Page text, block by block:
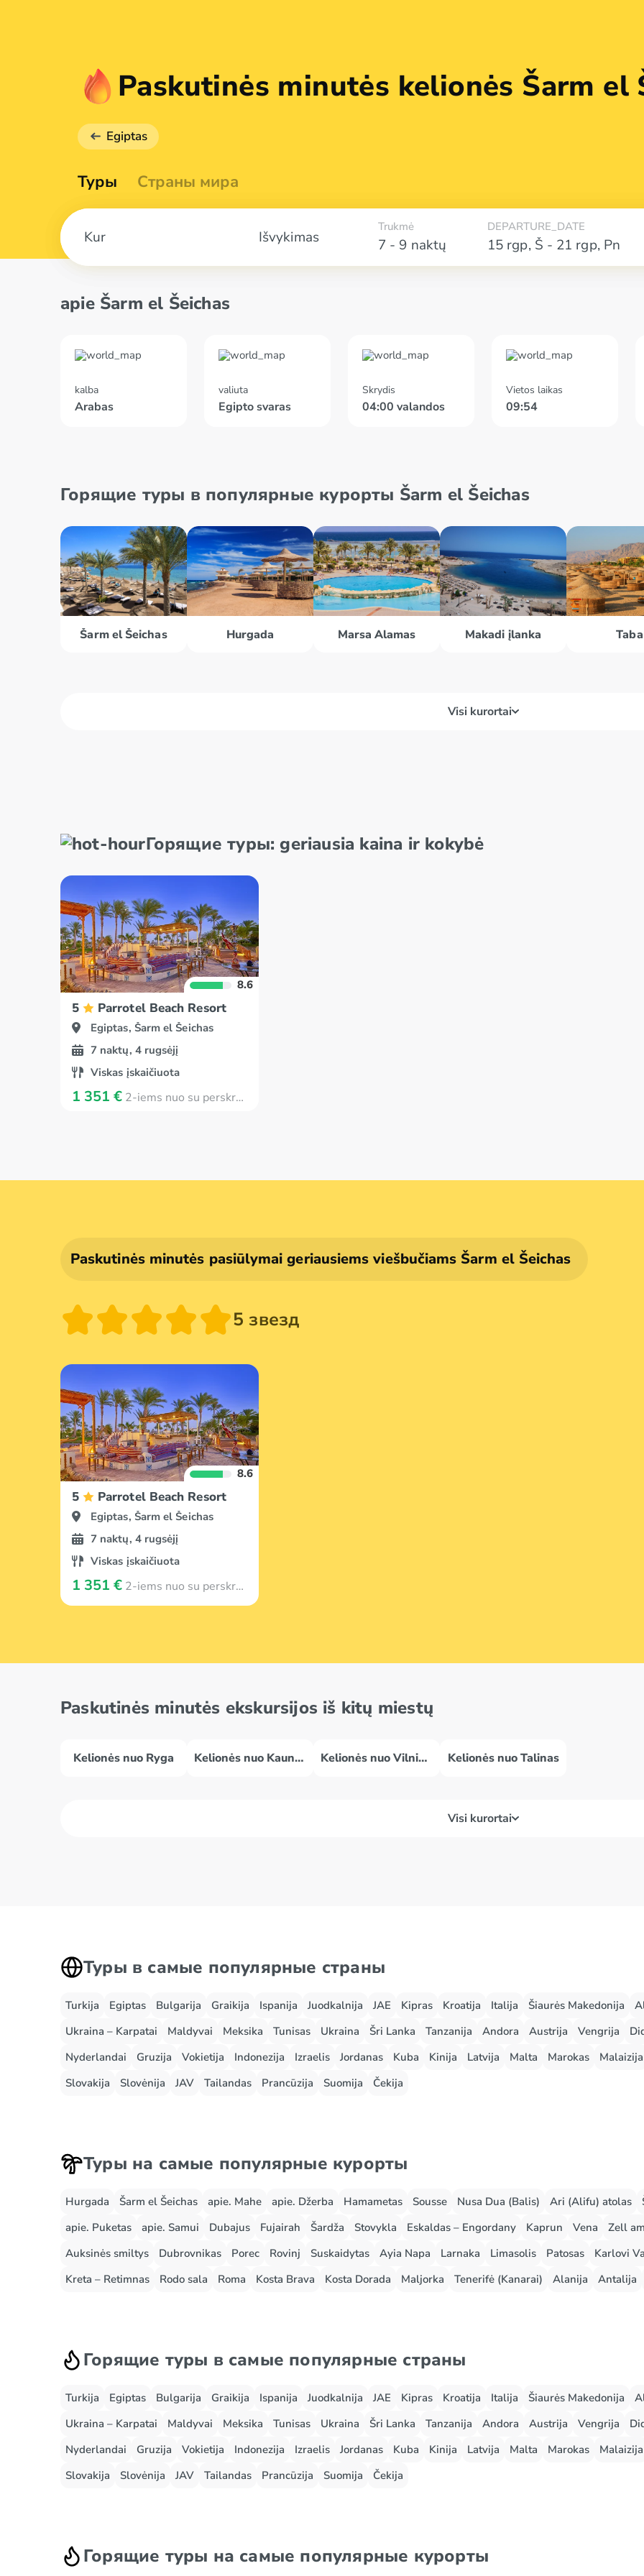
Paskutinės minutės kelionės Šarm el
Egiptas
Туры Страны мира
Išvykimas 7 - 9 naktų
Trukmė DEPARTURE_DATE
15 rgp, Š - 21 rgp, Pn
apie Šarm el Šeichas
kalba
Arabas
valiuta
Egipto svaras
Skrydis
04:00 valandos
Vietos laikas
09:54
Горящие туры в популярные курорты Šarm el Šeichas
Šarm el Šeichas Hurgada Marsa Alamas Makadi įlanka Taba
Visi kurortai
Горящие туры: geriausia kaina ir kokybė
8.6
5 Parrotel Beach Resort
Egiptas, Šarm el Šeichas
7 naktų, 4 rugsėjį
Viskas įskaičiuota
1 351 € 2-iems nuo su perskrydimu
Paskutinės minutės pasiūlymai geriausiems viešbučiams Šarm el Šeichas
5 звезд
8.6
5 Parrotel Beach Resort
Egiptas, Šarm el Šeichas
7 naktų, 4 rugsėjį
Viskas įskaičiuota
1 351 € 2-iems nuo su perskrydimu
Paskutinės minutės ekskursijos iš kitų miestų
Kelionės nuo Ryga Kelionės nuo Kaunas Kelionės nuo Vilniaus Kelionės nuo Talinas
Visi kurortai
Туры в самые популярные страны
Turkija Egiptas Bulgarija Graikija Ispanija Juodkalnija JAE Kipras Kroatija Italija Šiaurės Makedonija
Ukraina – Karpatai
Maldyvai Meksika Tunisas Ukraina Šri Lanka Tanzanija Andora Austrija Vengrija
Nyderlandai
Gruzija Vokietija Indonezija Izraelis Jordanas Kuba Kinija Latvija Malta Marokas Malaizija
Slovakija
Slovėnija JAV Tailandas Prancūzija Suomija Čekija
Туры на самые популярные курорты
Hurgada Šarm el Šeichas apie. Mahe apie. Džerba Hamametas Sousse Nusa Dua (Balis) Ari (Alifu) atolas
apie. Puketas
apie. Samui Dubajus Fujairah Šardža Stovykla Eskaldas – Engordany Kaprun Vena Zell
Auksinės smiltys
Dubrovnikas Porec Rovinj Suskaidytas Ayia Napa Larnaka Limasolis Patosas Karlovi
Kreta – Retimnas
Rodo sala Roma Kosta Brava Kosta Dorada Maljorka Tenerifė (Kanarai) Alanija Antalija
Горящие туры в самые популярные страны
Turkija Egiptas Bulgarija Graikija Ispanija Juodkalnija JAE Kipras Kroatija Italija Šiaurės Makedonija
Ukraina – Karpatai
Maldyvai Meksika Tunisas Ukraina Šri Lanka Tanzanija Andora Austrija Vengrija
Nyderlandai
Gruzija Vokietija Indonezija Izraelis Jordanas Kuba Kinija Latvija Malta Marokas Malaizija
Slovakija
Slovėnija JAV Tailandas Prancūzija Suomija Čekija
Горящие туры на самые популярные курорты